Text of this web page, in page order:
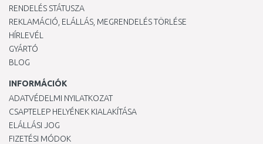
RENDELÉS STÁTUSZA
REKLAMÁCIÓ, ELÁLLÁS, MEGRENDELÉS TÖRLÉSE
HÍRLEVÉL
GYÁRTÓ
BLOG
INFORMÁCIÓK
ADATVÉDELMI NYILATKOZAT
CSAPTELEP HELYÉNEK KIALAKÍTÁSA
ELÁLLÁSI JOG
FIZETÉSI MÓDOK